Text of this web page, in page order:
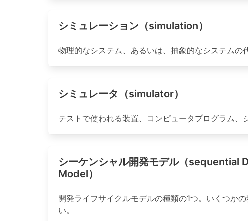
シミュレーション（simulation）
物理的なシステム、あるいは、抽象的なシステムの
シミュレータ（simulator）
テストで使われる装置、コンピュータプログラム
シーケンシャル開発モデル（sequential
Model）
開発ライフサイクルモデルの種類の1つ。いくつか
い。